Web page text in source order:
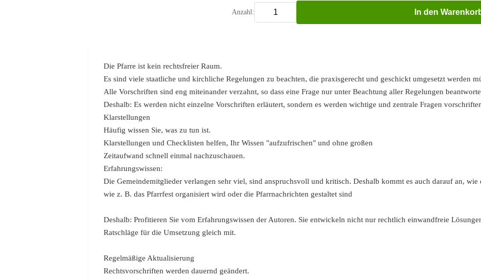
Anzahl: In den
Die Pfarre ist kein rechtsfreier Raum.
Es sind viele staatliche und kirchliche Regelungen zu beachten, die praxisgerecht und geschickt umgesetzt werden
Alle Vorschriften sind eng miteinander verzahnt, so dass eine Frage nur unter Beachtung aller Regelungen
Deshalb: Es werden nicht einzelne Vorschriften erläutert, sondern es werden wichtige und zentrale Fragen
Klarstellungen
Häufig wissen Sie, was zu tun ist.
Klarstellungen und Checklisten helfen, Ihr Wissen "aufzufrischen" und ohne großen
Zeitaufwand schnell einmal nachzuschauen.
Erfahrungswissen:
Die Gemeindemitglieder verlangen sehr viel, sind anspruchsvoll und kritisch. Deshalb kommt es auch darauf an, wie
wie z. B. das Pfarrfest organisiert wird oder die Pfarrnachrichten gestaltet sind
Deshalb: Profitieren Sie vom Erfahrungswissen der Autoren. Sie entwickeln nicht nur rechtlich einwandfreie
Ratschläge für die Umsetzung gleich mit.
Regelmäßige Aktualisierung
Rechtsvorschriften werden dauernd geändert.